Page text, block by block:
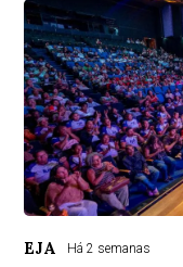
EJA Há 2 semanas